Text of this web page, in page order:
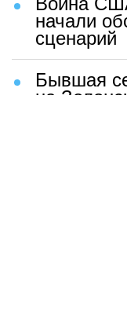
начали
сценарий
Бывшая
на